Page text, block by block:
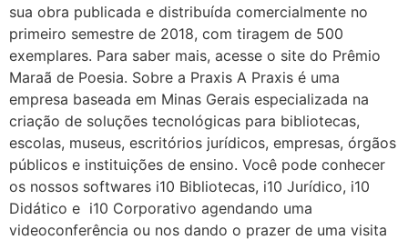
sua obra publicada e distribuída comercialmente no
primeiro semestre de 2018, com tiragem de 500
exemplares. Para saber mais, acesse o site do Prêmio
Maraã de Poesia. Sobre a Praxis A Praxis é uma
empresa baseada em Minas Gerais especializada na
criação de soluções tecnológicas para bibliotecas,
escolas, museus, escritórios jurídicos, empresas, órgãos
públicos e instituições de ensino. Você pode conhecer
os nossos softwares i10 Bibliotecas, i10 Jurídico, i10
Didático e i10 Corporativo agendando uma
videoconferência ou nos dando o prazer de uma visita